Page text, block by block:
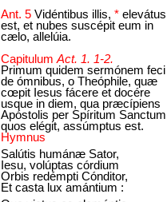
Ant. 5 Vidéntibus illis, * elevátus
est, et nubes suscépit eum in
cælo, allelúia.
Capitulum Act. 1. 1-2.
Primum quidem sermónem feci
de ómnibus, o Theóphile, quæ
cœpit Iesus fácere et docére
usque in diem, qua præcípiens
Apóstolis per Spíritum
quos elégit, assúmptus est.
Hymnus
Salútis humánæ Sator,
Iesu, volúptas córdium
Orbis redémpti Cónditor,
Et casta lux amántium :